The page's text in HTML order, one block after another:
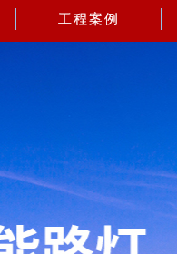
工程案例